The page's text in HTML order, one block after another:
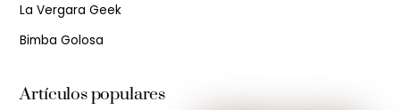
La Vergara Geek
Bimba Golosa
Artículos populares